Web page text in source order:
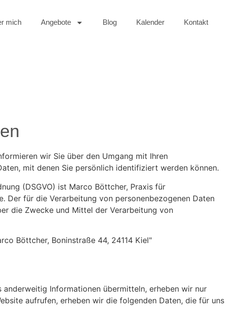
mich Angebote Blog Kalender Kontakt
wir Sie über den Umgang mit Ihren
mit denen Sie persönlich identifiziert werden können.
(DSGVO) ist Marco Böttcher, Praxis für
Der für die Verarbeitung von personenbezogenen Daten
die Zwecke und Mittel der Verarbeitung von
Böttcher, Boninstraße 44, 24114 Kiel"
Informationen übermitteln, erheben wir nur
aufrufen, erheben wir die folgenden Daten, die für uns